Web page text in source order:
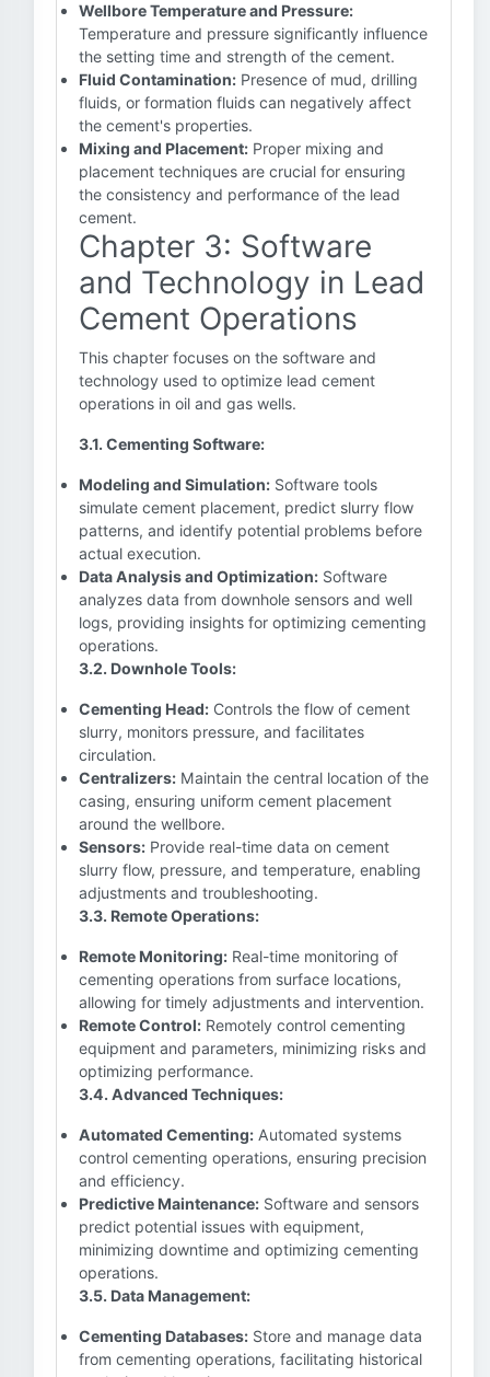
Wellbore Temperature and Pressure:
Temperature and pressure significantly influence
the setting time and strength of the cement.
Fluid Contamination: Presence of mud, drilling
fluids, or formation fluids can negatively affect
the cement's properties.
Mixing and Placement: Proper mixing and
placement techniques are crucial for ensuring
the consistency and performance of the lead
cement.
Chapter 3: Software
and Technology in Lead
Cement Operations
This chapter focuses on the software and
technology used to optimize lead cement
operations in oil and gas wells.
3.1. Cementing Software:
Modeling and Simulation: Software tools
simulate cement placement, predict slurry flow
patterns, and identify potential problems before
actual execution.
Data Analysis and Optimization: Software
analyzes data from downhole sensors and well
logs, providing insights for optimizing cementing
operations.
3.2. Downhole Tools:
Cementing Head: Controls the flow of cement
slurry, monitors pressure, and facilitates
circulation.
Centralizers: Maintain the central location of the
casing, ensuring uniform cement placement
around the wellbore.
Sensors: Provide real-time data on cement
slurry flow, pressure, and temperature, enabling
adjustments and troubleshooting.
3.3. Remote Operations:
Remote Monitoring: Real-time monitoring of
cementing operations from surface locations,
allowing for timely adjustments and intervention.
Remote Control: Remotely control cementing
equipment and parameters, minimizing risks and
optimizing performance.
3.4. Advanced Techniques:
Automated Cementing: Automated systems
control cementing operations, ensuring precision
and efficiency.
Predictive Maintenance: Software and sensors
predict potential issues with equipment,
minimizing downtime and optimizing cementing
operations.
3.5. Data Management:
Cementing Databases: Store and manage data
from cementing operations, facilitating historical